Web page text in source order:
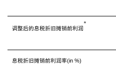
调整后的息税折旧摊销前利润*
息税折旧摊销前利润率(in %)